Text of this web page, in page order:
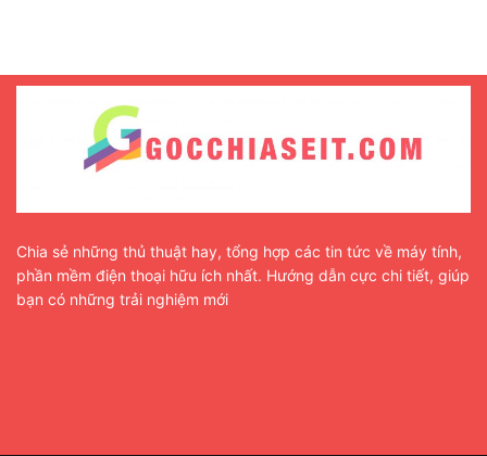
Chia sẻ những thủ thuật hay, tổng hợp các tin tức về máy tính,
phần mềm điện thoại hữu ích nhất. Hướng dẫn cực chi tiết, giúp
bạn có những trải nghiệm mới